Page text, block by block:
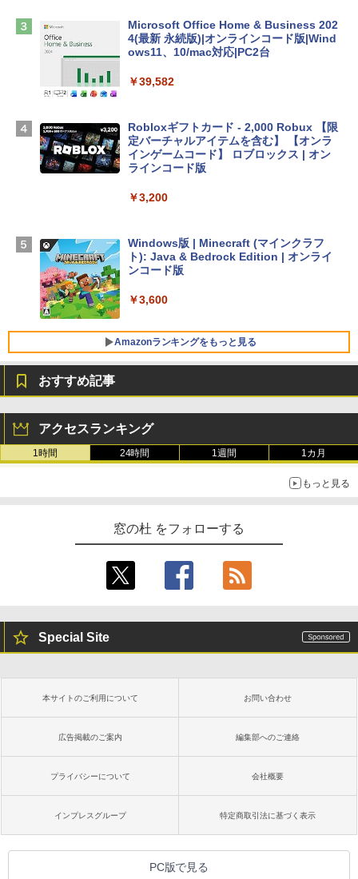
Apple 2026 MacBook Air M5チップ搭載
13インチノートブック：AIとApple Intell
スプレイ、16GBユニファイドメモリ、1
D - ミッドナイト
￥278,800
【Amazon.co.jp限定】 HP ノートパソコ
￥129,800
FMV ノートパソコン WE1-K3 (MS 365 P
VWK3E15W_AZ
￥139,880
Microsoft Office Home & Business 202
4(最新 永続版)|オンラインコード版|Wind
ows11、10/mac対応|PC2台
￥39,582
Robloxギフトカード - 2,000 Robux 【限
定バーチャルアイテムを含む】 【オンラ
インゲームコード】 ロブロックス | オン
ラインコード版
￥3,200
Windows版 | Minecraft (マインクラフ
ト): Java & Bedrock Edition | オンライ
ンコード版
￥3,600
Amazonランキングをもっと見る
￥1,766
出す プロンプトの言葉 AI画像生成シリー
ズ (はぴーイラストLabo)
￥480
非エンジニア 初心者 素人 でも安心 使い
方 マニュアル AI副業にもコンテンツ作成
にもKindle出版にも！ 非エンジニアのた
￥99
1冊ですべて身につくHTML & CSSとWe
bデザイン入門講座［第2版］
￥1,292
ードウェア・市販ソフトウェアのパーフ
ェクトリストと最新エミュレータ紹介
ンチディスプレイ、色調調節ライト、12
週間持続バッテリー、広告なし、ブラッ
ク
Amazon Kindle - 目に優しい、かさばら
ない、大きな画面で読みやすい、6週間持
書籍リーダー、マッチャ、16GB、広告な
Kindle Paperwhite シグニチャーエディ
るさ自動調整、色調調節ライト、12週間
持続バッテリー、広告なし、メタリック
Amazon Kindle Colorsoft | 16GBストレ
ージ、防水、7インチカラーディスプレ
イ、色調調節ライト、最大8週間持続バッ
テリー、広告無し、ブラック (2025年発
売)
￥31,980
おすすめ記事
アクセスランキング
1時間 24時間 1週間 1カ月
もっと見る
窓の杜 をフォローする
Special Site
本サイトのご利用について お問い合わせ
広告掲載のご案内 編集部へのご連絡
プライバシーについて 会社概要
インプレスグループ 特定商取引法に基づく表示
PC版で見る